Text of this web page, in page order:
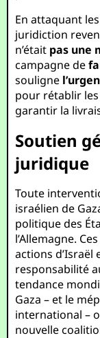
En attaquant
juridiction
n’était pas une
campagne de
souligne
pour rétablir
garantir la
Soutien
juridique
Toute
israélien de
politique des
l’Allemagne.
actions d’Israël
responsabilité
tendance
Gaza – et le
international –
nouvelle